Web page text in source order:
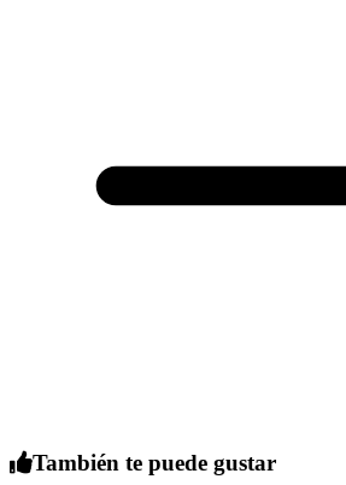
También te puede gustar